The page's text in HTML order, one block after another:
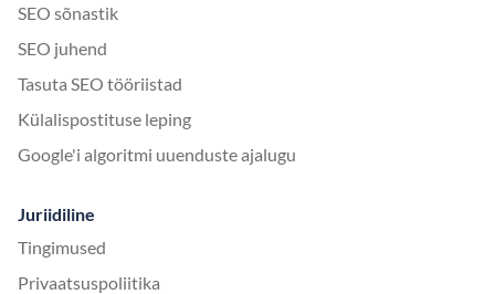
SEO sõnastik
SEO juhend
Tasuta SEO tööriistad
Külalispostituse leping
Google'i algoritmi uuenduste ajalugu
Juriidiline
Tingimused
Privaatsuspoliitika